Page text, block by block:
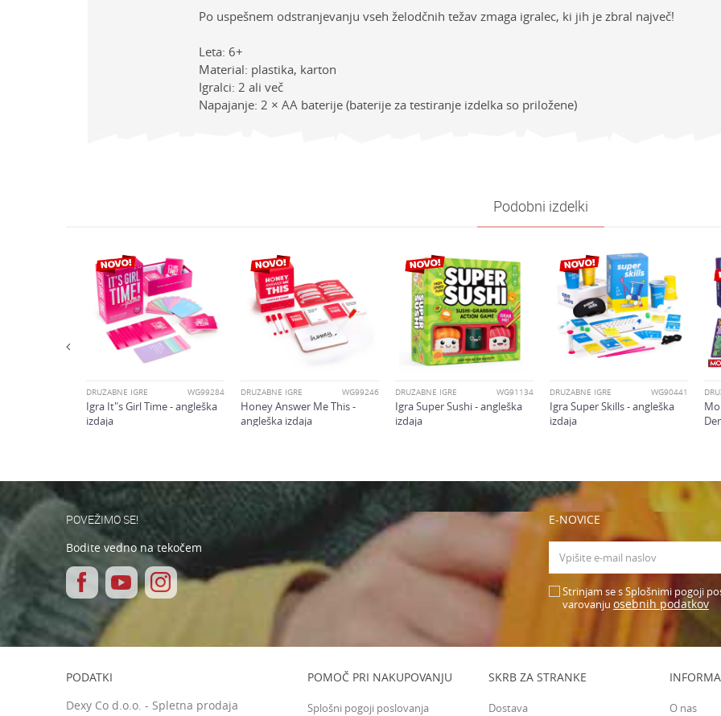
Po uspešnem odstranjevanju vseh želodčnih težav zmaga igralec, ki jih je zbral največ!
Leta: 6+
Material: plastika, karton
Igralci: 2 ali več
Napajanje: 2 × AA baterije (baterije za testiranje izdelka so priložene)
Univerzalno
Varnostno vprašanje: Koliko je 4 + 1 :
Podobni izdelki
DRUŽABNE IGRE WG99284
Igra It"s Girl Time - angleška
izdaja
DRUŽABNE IGRE WG99246
Honey Answer Me This -
angleška izdaja
DRUŽABNE IGRE WG91134
Igra Super Sushi - angleška
izdaja
DRUŽABNE IGRE WG90441
Igra Super Skills - angleška
izdaja
POVEŽIMO SE!
Bodite vedno na tekočem
E-NOVICE
Strinjam se s Splošnimi pogoji
varovanju osebnih podatkov
PODATKI
Dexy Co d.o.o. - Spletna prodaja
POMOČ PRI NAKUPOVANJU
Splošni pogoji poslovanja
SKRB ZA STRANKE
Dostava O nas